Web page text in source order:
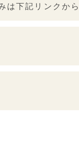
は下記リンクか